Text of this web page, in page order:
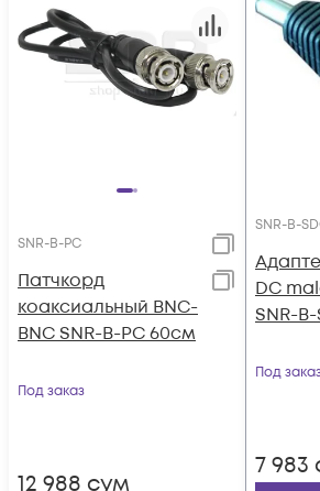
SNR-B-PC
Патчкорд
коаксиальный BNC-
BNC SNR-B-PC 60см
Под заказ
12 988 сум
SNR-B-
DC
SNR-
Под
7 983